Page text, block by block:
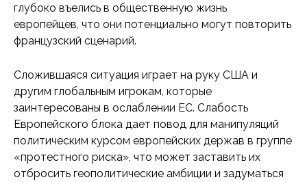
глубоко въелись в общественную жизнь
европейцев, что они потенциально могут повторить
французский сценарий.
Сложившаяся ситуация играет на руку США и
другим глобальным игрокам, которые
заинтересованы в ослаблении ЕС. Слабость
Европейского блока дает повод для манипуляций
политическим курсом европейских держав в группе
«протестного риска», что может заставить их
отбросить геополитические амбиции и задуматься